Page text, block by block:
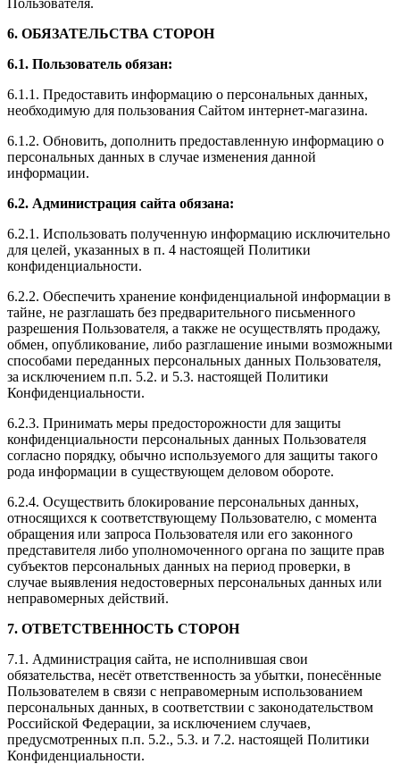
6. ОБЯЗАТЕЛЬСТВА СТОРОН
6.1. Пользователь обязан:
6.1.1. Предоставить информацию о персональных данных,
необходимую для пользования Сайтом интернет-магазина.
6.1.2. Обновить, дополнить предоставленную информацию о
персональных данных в случае изменения данной
информации.
6.2. Администрация сайта обязана:
6.2.1. Использовать полученную информацию исключительно
для целей, указанных в п. 4 настоящей Политики
конфиденциальности.
6.2.2. Обеспечить хранение конфиденциальной информации в
тайне, не разглашать без предварительного письменного
разрешения Пользователя, а также не осуществлять продажу,
обмен, опубликование, либо разглашение иными возможными
способами переданных персональных данных Пользователя,
за исключением п.п. 5.2. и 5.3. настоящей Политики
Конфиденциальности.
6.2.3. Принимать меры предосторожности для защиты
конфиденциальности персональных данных Пользователя
согласно порядку, обычно используемого для защиты такого
рода информации в существующем деловом обороте.
6.2.4. Осуществить блокирование персональных данных,
относящихся к соответствующему Пользователю, с момента
обращения или запроса Пользователя или его законного
представителя либо уполномоченного органа по защите прав
субъектов персональных данных на период проверки, в
случае выявления недостоверных персональных данных или
неправомерных действий.
7. ОТВЕТСТВЕННОСТЬ СТОРОН
7.1. Администрация сайта, не исполнившая свои
обязательства, несёт ответственность за убытки, понесённые
Пользователем в связи с неправомерным использованием
персональных данных, в соответствии с законодательством
Российской Федерации, за исключением случаев,
предусмотренных п.п. 5.2., 5.3. и 7.2. настоящей Политики
Конфиденциальности.